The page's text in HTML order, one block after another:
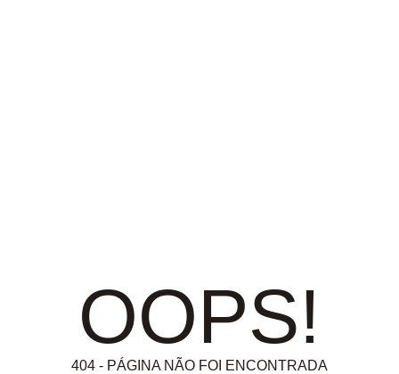
OOPS!
404 - PÁGINA NÃO FOI ENCONTRADA